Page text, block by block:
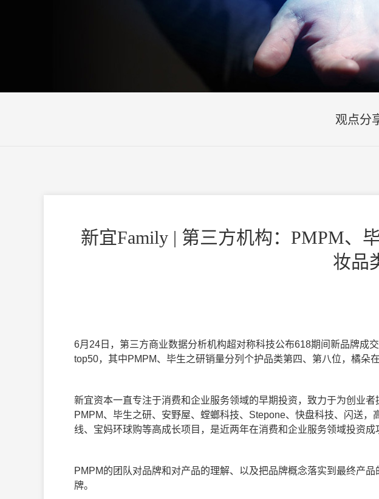
观点分
新宜Family | 第三方机构：PMPM、
妆品
6月24日，第三方商业数据分析机构超对称科技公布618期间新品牌成
top50，其中PMPM、毕生之研销量分列个护品类第四、第八位，橘朵
新宜资本一直专注于消费和企业服务领域的早期投资，致力于为创业
PMPM、毕生之研、安野屋、螳螂科技、Stepone、快盘科技、闪送
线、宝妈环球购等高成长项目，是近两年在消费和企业服务领域投资
PMPM的团队对品牌和对产品的理解、以及把品牌概念落实到最终产
牌。